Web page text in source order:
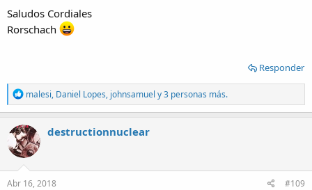
Saludos Cordiales
Rorschach
Responder
R
e
a
c
t
i
o
n
s
malesi, Daniel Lopes, johnsamuel y 3 personas más.
destructionnuclear
Abr 16, 2018 #109